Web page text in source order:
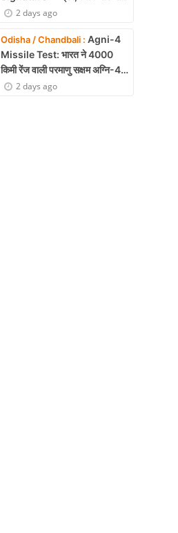
मोहब्बत की भावनात्मक कहानी
2 days ago
Odisha / Chandbali : Agni-4
Missile Test: भारत ने 4000
किमी रेंज वाली परमाणु सक्षम अग्नि-4
बैलिस्टिक मिसाइल का सफल परीक्षण,
2 days ago